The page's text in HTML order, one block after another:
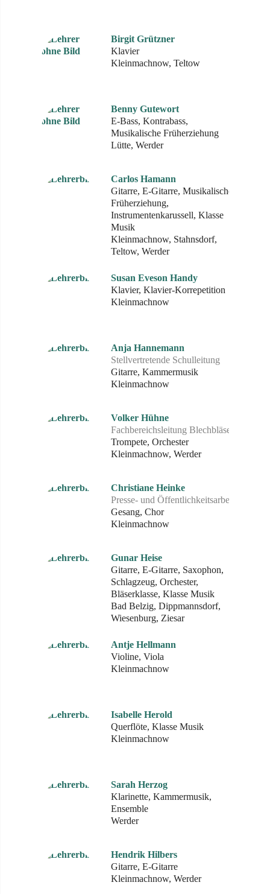
Birgit Grützner
Klavier
Kleinmachnow, Teltow
Benny Gutewort
E-Bass, Kontrabass,
Musikalische Früherziehung
Lütte, Werder
Carlos Hamann
Gitarre, E-Gitarre, Musikalische
Früherziehung,
Instrumentenkarussell, Klasse
Musik
Kleinmachnow, Stahnsdorf,
Teltow, Werder
Susan Eveson Handy
Klavier, Klavier-Korrepetition
Kleinmachnow
Anja Hannemann
Stellvertretende Schulleitung
Gitarre, Kammermusik
Kleinmachnow
Volker Hühne
Fachbereichsleitung Blechbläser
Trompete, Orchester
Kleinmachnow, Werder
Christiane Heinke
Presse- und Öffentlichkeitsarbeit
Gesang, Chor
Kleinmachnow
Gunar Heise
Gitarre, E-Gitarre, Saxophon,
Schlagzeug, Orchester,
Bläserklasse, Klasse Musik
Bad Belzig, Dippmannsdorf,
Wiesenburg, Ziesar
Antje Hellmann
Violine, Viola
Kleinmachnow
Isabelle Herold
Querflöte, Klasse Musik
Kleinmachnow
Sarah Herzog
Klarinette, Kammermusik,
Ensemble
Werder
Hendrik Hilbers
Gitarre, E-Gitarre
Kleinmachnow, Werder